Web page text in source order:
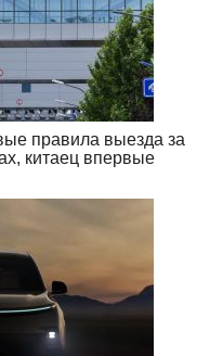
правила выезда за
китаец впервые